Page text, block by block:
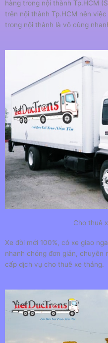
hàng trong nội thành Tp.HCM
trên nội thành Tp.HCM nên
trong nội thành là vô cùng
Cho thuê
Xe đời mới 100%, có xe giao
nhanh chóng đơn giản, chuyên
cấp dịch vụ cho thuê xe tháng.